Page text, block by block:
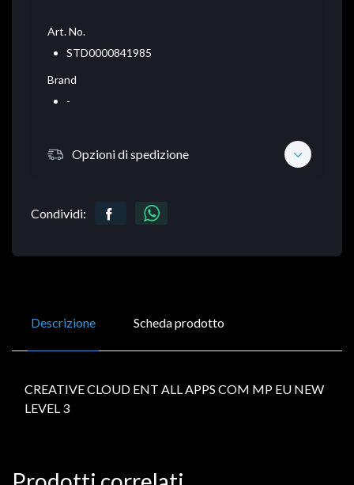
Art. No.
STD0000841985
Brand
-
Opzioni di spedizione
Condividi:
Descrizione Scheda prodotto
CREATIVE CLOUD ENT ALL APPS COM MP EU NEW
LEVEL 3